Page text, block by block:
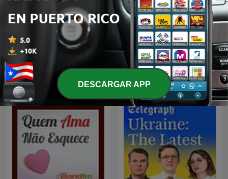
The Diary Of A CEO with
Steven Bartlett
CHACHALAQUEANDO de
Radio Futuro
Internacional
Más podcasts internacionales de Cultura y
sociedad
DESCARGAR APP